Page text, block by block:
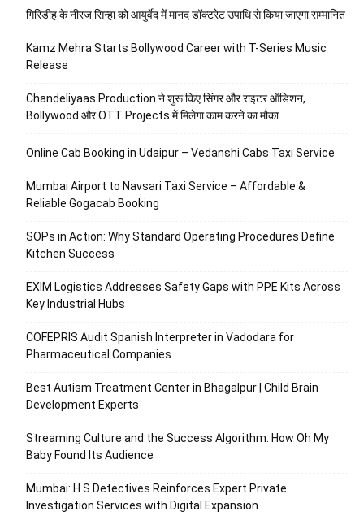
गिरिडीह के नीरज सिन्हा को आयुर्वेद में मानद डॉक्टरेट उपाधि से किया जाएगा सम्मानित
Kamz Mehra Starts Bollywood Career with T-Series Music
Release
Chandeliyaas Production ने शुरू किए सिंगर और राइटर ऑडिशन,
Bollywood और OTT Projects में मिलेगा काम करने का मौका
Online Cab Booking in Udaipur – Vedanshi Cabs Taxi Service
Mumbai Airport to Navsari Taxi Service – Affordable &
Reliable Gogacab Booking
SOPs in Action: Why Standard Operating Procedures Define
Kitchen Success
EXIM Logistics Addresses Safety Gaps with PPE Kits Across
Key Industrial Hubs
COFEPRIS Audit Spanish Interpreter in Vadodara for
Pharmaceutical Companies
Best Autism Treatment Center in Bhagalpur | Child Brain
Development Experts
Streaming Culture and the Success Algorithm: How Oh My
Baby Found Its Audience
Mumbai: H S Detectives Reinforces Expert Private
Investigation Services with Digital Expansion